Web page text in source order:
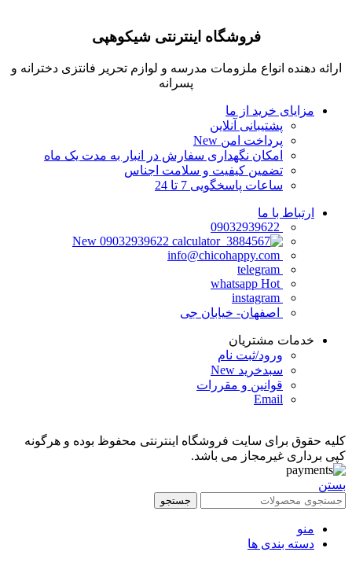
فروشگاه اینترنتی شیکوهپی
ارائه دهنده انواع ملزومات مدرسه و لوازم تحریر فانتزی دخترانه و
پسرانه
مزایای خرید از ما
پشتیبانی آنلاین
پرداخت امن New
امکان نگهداری سفارش در انبار به مدت یک ماه
تضمین کیفیت و سلامت اجناس
ساعات پاسخگویی 7 تا 24
ارتباط با ما
New
Hot
اصفهان- خیابان جی
خدمات مشتریان
ورود/ثبت نام
سبدخرید New
قوانین و مقررات
Email
کلیه حقوق برای سایت فروشگاه اینترنتی محفوظ بوده و هرگونه
کپی برداری غیرمجاز می باشد.
بستن
جستجو
منو
دسته بندی ها